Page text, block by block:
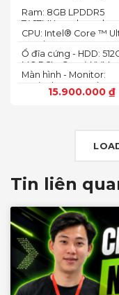
512GB, 14.0inch
OLED, Win 11)
15.900.000 ₫
Màn hình - Monitor:
14.0inch WUXGA (1920
1200) 16:10, OLED, 500
Ổ đĩa cứng - HDD:
M.2 PCIe Gen 4 NVMe
CPU: Intel® Core ™
125H (3.60GHz up to
4.50GHz, 18MB
Ram: 8GB LPDDR5
7467MHz on board
Tin liên